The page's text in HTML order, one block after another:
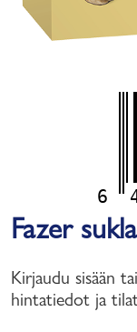
6
Fazer
Kirjaudu sisään
hintatiedot ja